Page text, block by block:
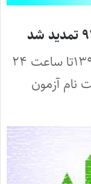
مهلت ثبت نام در آزمون قضاوت ۱۳۹۲تا ساعت ۲۴
نام آزمون